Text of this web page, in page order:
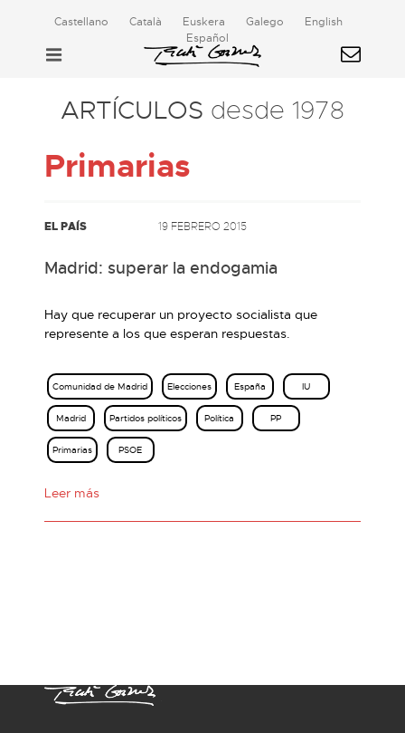
Castellano Català Euskera Galego
English
Español
ARTÍCULOS desde 1978
Primarias
EL PAÍS 19 FEBRERO 2015
Madrid: superar la endogamia
Hay que recuperar un proyecto socialista que
represente a los que esperan respuestas.
Comunidad de Madrid Elecciones España IU
Madrid Partidos políticos Política PP
Primarias PSOE
Leer más